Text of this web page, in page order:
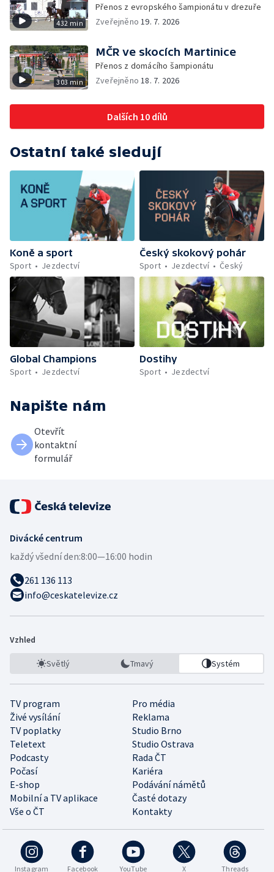
432 min
Přenos z evropského šampionátu v drezuře
Zveřejněno19. 7. 2026
303 min
MČR ve skocích Martinice
Přenos z domácího šampionátu
Zveřejněno18. 7. 2026
Dalších 10 dílů
Ostatní také sledují
Koně a sport
Sport
Jezdectví
Český skokový pohár
Sport
Jezdectví Český
Global Champions
Sport
Jezdectví
Dostihy
Sport
Jezdectví
Napište nám
Otevřít
kontaktní
formulář
Divácké centrum
každý všední den:8:00—16:00 hodin
261 136 113
info@ceskatelevize.cz
Vzhled
Světlý Tmavý Systém
TV program
Pro média
Živé vysílání
Reklama
TV poplatky
Studio Brno
Teletext
Studio Ostrava
Podcasty
Rada ČT
Počasí
Kariéra
E-shop
Podávání námětů
Mobilní a TV aplikace
Časté dotazy
Vše o ČT
Kontakty
Instagram Facebook YouTube X Threads